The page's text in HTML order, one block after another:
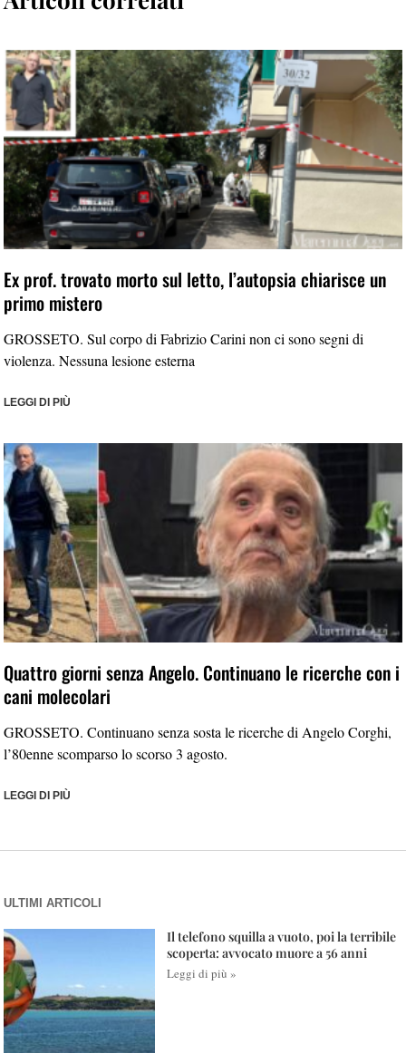
Ex prof. trovato morto sul letto, l’autopsia chiarisce un
primo mistero
GROSSETO. Sul corpo di Fabrizio Carini non ci sono segni di
violenza. Nessuna lesione esterna
LEGGI DI PIÙ
Quattro giorni senza Angelo. Continuano le ricerche con i
cani molecolari
GROSSETO. Continuano senza sosta le ricerche di Angelo Corghi,
l’80enne scomparso lo scorso 3 agosto.
LEGGI DI PIÙ
ULTIMI ARTICOLI
Il telefono squilla a vuoto, poi la terribile
scoperta: avvocato muore a 56 anni
Leggi di più »